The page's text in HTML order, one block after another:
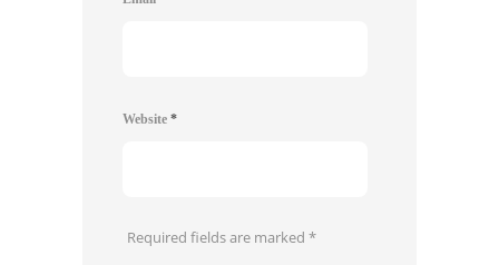
Website *
Required fields are marked *